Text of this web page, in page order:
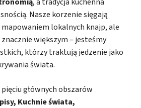
Nasze korzenie sięgają
lokalnych knajp, ale
większym – jesteśmy
którzy traktują jedzenie jako
świata.
głównych obszarów
Kuchnie świata,